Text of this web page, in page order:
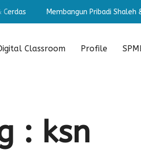
Membangun Pribadi Shaleh &
Classroom Profile
: ksn